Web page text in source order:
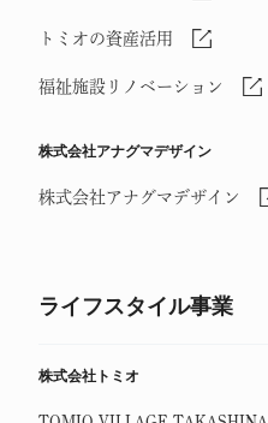
トミオの資産活用
福祉施設リノベーション
株式会社アナグマデザイン
株式会社アナグマデザイン
ライフスタイル事業
株式会社トミオ